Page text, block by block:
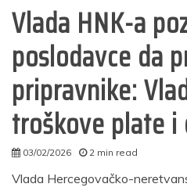
Vlada HNK-a
poslodavce da
pripravnike:
troškove plate i
03/02/2026
2 min read
Vlada Hercegovačko-